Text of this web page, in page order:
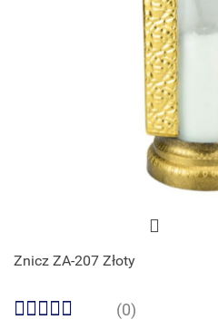
Znicz ZA-207 Złoty
(0)